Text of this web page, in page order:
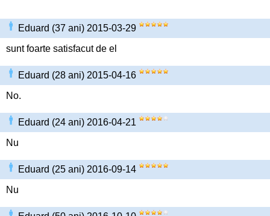
Eduard (37 ani) 2015-03-29
sunt foarte satisfacut de el
Eduard (28 ani) 2015-04-16
No.
Eduard (24 ani) 2016-04-21
Nu
Eduard (25 ani) 2016-09-14
Nu